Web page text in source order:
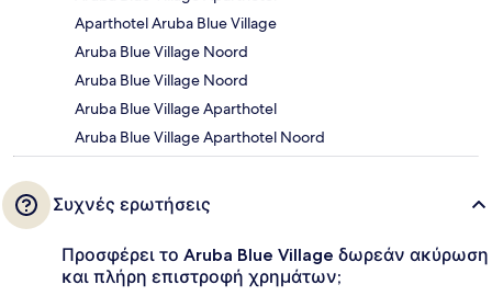
Aparthotel Aruba Blue Village
Aruba Blue Village Noord
Aruba Blue Village Noord
Aruba Blue Village Aparthotel
Aruba Blue Village Aparthotel Noord
Συχνές ερωτήσεις
Προσφέρει το Aruba Blue Village δωρεάν ακύρωση
και πλήρη επιστροφή χρημάτων;